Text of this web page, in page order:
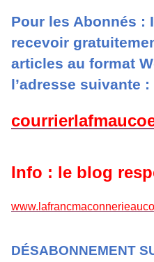
Pour les Abonnés :
recevoir
articles au format
l’adresse suivante :
Info : le blog
DÉSABONNEMENT